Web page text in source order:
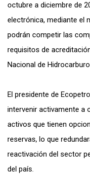
octubre a diciembre de
electrónica, mediante el
podrán competir las
requisitos de
Nacional de
El presidente de
intervenir activamente a
activos que tienen
reservas, lo que
reactivación del sector
del país.